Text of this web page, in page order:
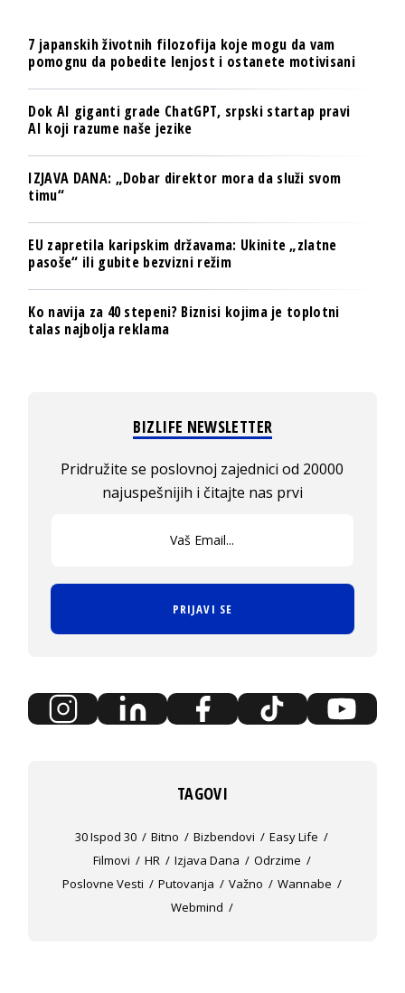
7 japanskih životnih filozofija koje mogu da vam
pomognu da pobedite lenjost i ostanete motivisani
Dok AI giganti grade ChatGPT, srpski startap pravi
AI koji razume naše jezike
IZJAVA DANA: „Dobar direktor mora da služi svom
timu“
EU zapretila karipskim državama: Ukinite „zlatne
pasoše“ ili gubite bezvizni režim
Ko navija za 40 stepeni? Biznisi kojima je toplotni
talas najbolja reklama
BIZLIFE NEWSLETTER
Pridružite se poslovnoj zajednici od 20000
najuspešnijih i čitajte nas prvi
PRIJAVI SE
TAGOVI
30 Ispod 30 Bitno Bizbendovi
Easy Life
Filmovi
HR Izjava Dana
Odrzime
Poslovne Vesti
Putovanja Važno
Wannabe
Webmind